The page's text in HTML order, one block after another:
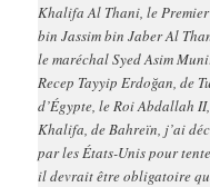
Khalifa Al Thani, le
bin Jassim bin Jaber Al
le maréchal Syed Asim
Recep Tayyip Erdoğan, de
d’Égypte, le Roi Abdallah
Khalifa, de Bahreïn, j’ai
par les États-Unis pour
il devrait être obligatoire